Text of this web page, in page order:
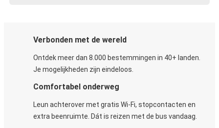
Verbonden met de wereld
Ontdek meer dan 8.000 bestemmingen in 40+ landen.
Je mogelijkheden zijn eindeloos.
Comfortabel onderweg
Leun achterover met gratis Wi-Fi, stopcontacten en
extra beenruimte. Dát is reizen met de bus vandaag.